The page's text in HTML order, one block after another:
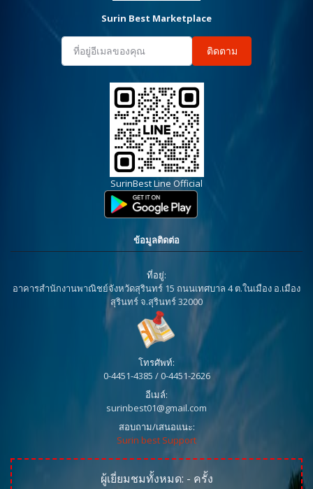
Surin Best Marketplace
ติดตาม
SurinBest Line Official
ข้อมูลติดต่อ
ที่อยู่:
อาคารสำนักงานพาณิชย์จังหวัดสุรินทร์ 15 ถนนเทศบาล 4 ต.ในเมือง อ.เมือง
สุรินทร์ จ.สุรินทร์ 32000
โทรศัพท์:
0-4451-4385 / 0-4451-2626
อีเมล์:
surinbest01@gmail.com
สอบถาม/เสนอแนะ:
Surin best Support
ผู้เยี่ยมชมทั้งหมด: - ครั้ง